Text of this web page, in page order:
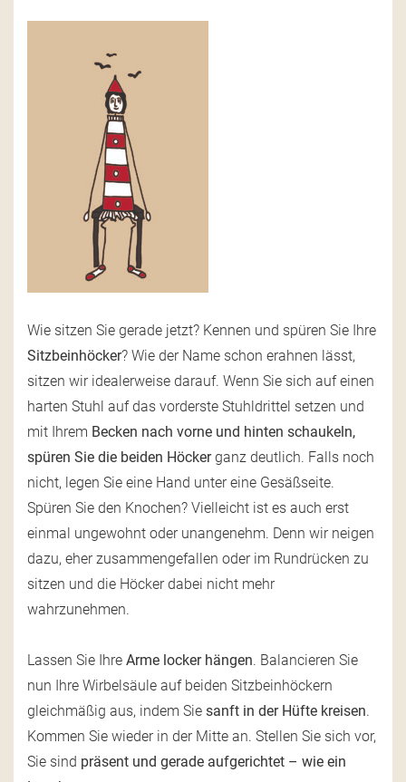
Wie sitzen Sie gerade jetzt? Kennen und spüren Sie Ihre
Sitzbeinhöcker? Wie der Name schon erahnen lässt,
sitzen wir idealerweise darauf. Wenn Sie sich auf einen
harten Stuhl auf das vorderste Stuhldrittel setzen und
mit Ihrem Becken nach vorne und hinten schaukeln,
spüren Sie die beiden Höckerganz deutlich. Falls noch
nicht, legen Sie eine Hand unter eine Gesäßseite.
Spüren Sie den Knochen? Vielleicht ist es auch erst
einmal ungewohnt oder unangenehm. Denn wir neigen
dazu, eher zusammengefallen oder im Rundrücken zu
sitzen und die Höcker dabei nicht mehr
wahrzunehmen.
Lassen Sie Ihre Arme locker hängen. Balancieren Sie
nun Ihre Wirbelsäule auf beiden Sitzbeinhöckern
gleichmäßig aus, indem Sie sanft in der Hüfte kreisen.
Kommen Sie wieder in der Mitte an. Stellen Sie sich vor,
Sie sind präsent und gerade aufgerichtet – wie ein